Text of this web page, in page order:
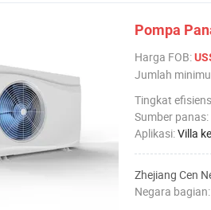
Pompa
Harga FOB:
Jumlah
Tingkat
Sumber panas:
Aplikasi:Villa
Zhejiang Cen
Negara